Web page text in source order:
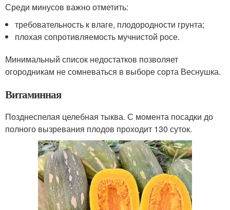
Среди минусов важно отметить:
требовательность к влаге, плодородности грунта;
плохая сопротивляемость мучнистой росе.
Минимальный список недостатков позволяет
огородникам не сомневаться в выборе сорта Веснушка.
Витаминная
Позднеспелая целебная тыква. С момента посадки до
полного вызревания плодов проходит 130 суток.